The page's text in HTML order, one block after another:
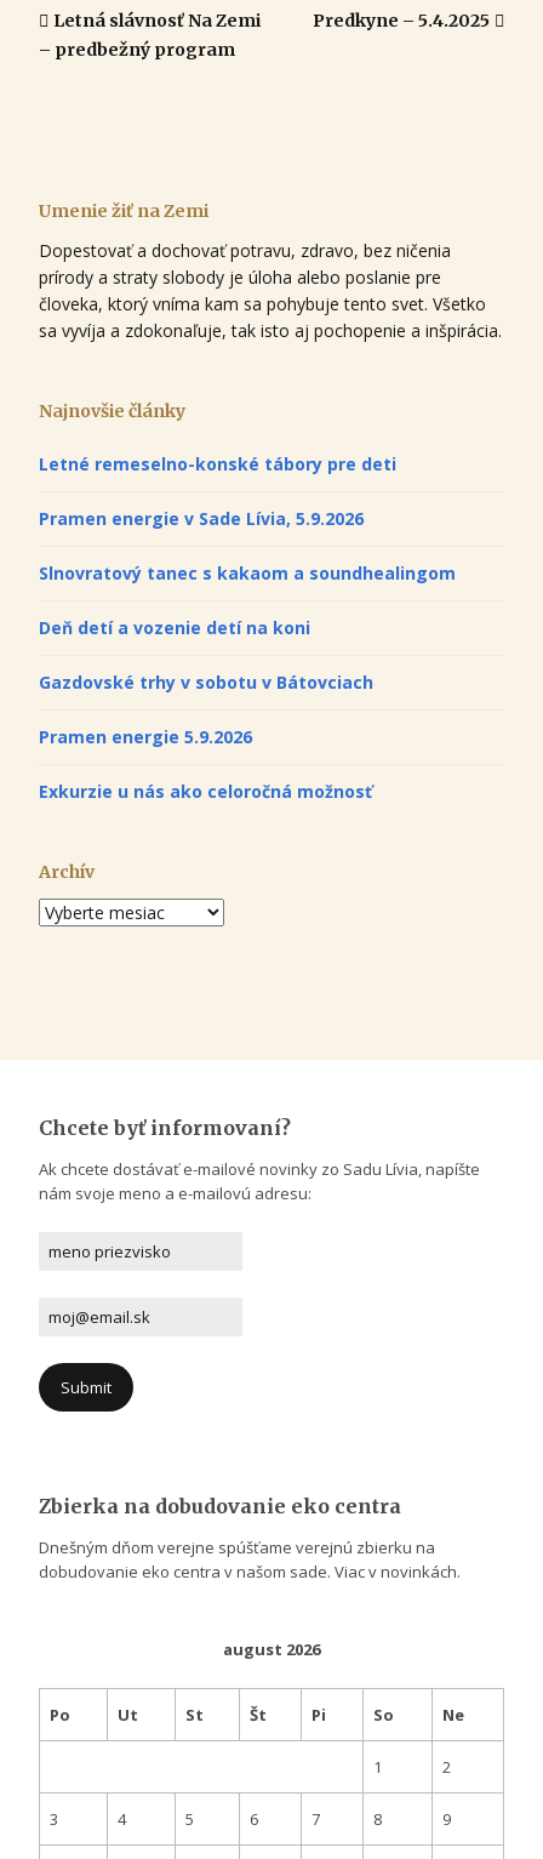
Letná slávnosť Na Zemi
– predbežný program
Predkyne – 5.4.2025
Umenie žiť na Zemi
Dopestovať a dochovať potravu, zdravo, bez ničenia
prírody a straty slobody je úloha alebo poslanie pre
človeka, ktorý vníma kam sa pohybuje tento svet. Všetko
sa vyvíja a zdokonaľuje, tak isto aj pochopenie a inšpirácia.
Najnovšie články
Letné remeselno-konské tábory pre deti
Pramen energie v Sade Lívia, 5.9.2026
Slnovratový tanec s kakaom a soundhealingom
Deň detí a vozenie detí na koni
Gazdovské trhy v sobotu v Bátovciach
Pramen energie 5.9.2026
Exkurzie u nás ako celoročná možnosť
Archív
Chcete byť informovaní?
Ak chcete dostávať e-mailové novinky zo Sadu Lívia, napíšte
nám svoje meno a e-mailovú adresu:
Zbierka na dobudovanie eko centra
Dnešným dňom verejne spúšťame verejnú zbierku na
dobudovanie eko centra v našom sade. Viac v novinkách.
august 2026
Po Ut St Št Pi So Ne
1 2
3 4 5 6 7 8 9